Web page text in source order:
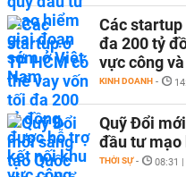
Các startup
đa 200 tỷ
vực công
KINH DOANH -
Quỹ Đổi
đầu tư
THỜI SỰ - 08:31